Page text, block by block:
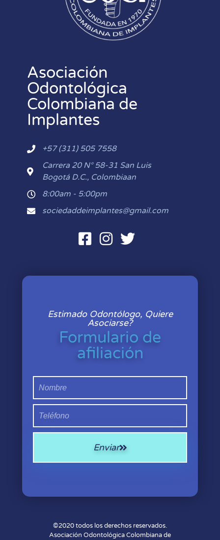
Asociación
Odontológica
Colombiana de
Implantes
+57 (311) 505 7558
Carrera 20 N° 58-31 San Luis
Bogotá D.C., Colombiaan
8:00am - 5:00pm
sociedaddeimplantes@gmail.com
Estimado Odontólogo, Quiere
Asociarse?
Formulario de
afiliación
Enviar
©2020 todos los derechos reservados.
Asociación Odontológica Colombiana de